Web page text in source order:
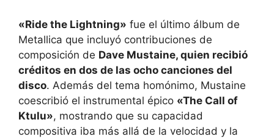
«Ride the Lightning» fue el último álbum de
Metallica que incluyó contribuciones de
composición de Dave Mustaine, quien recibió
créditos en dos de las ocho canciones del
disco. Además del tema homónimo, Mustaine
coescribió el instrumental épico «The Call of
Ktulu», mostrando que su capacidad
compositiva iba más allá de la velocidad y la